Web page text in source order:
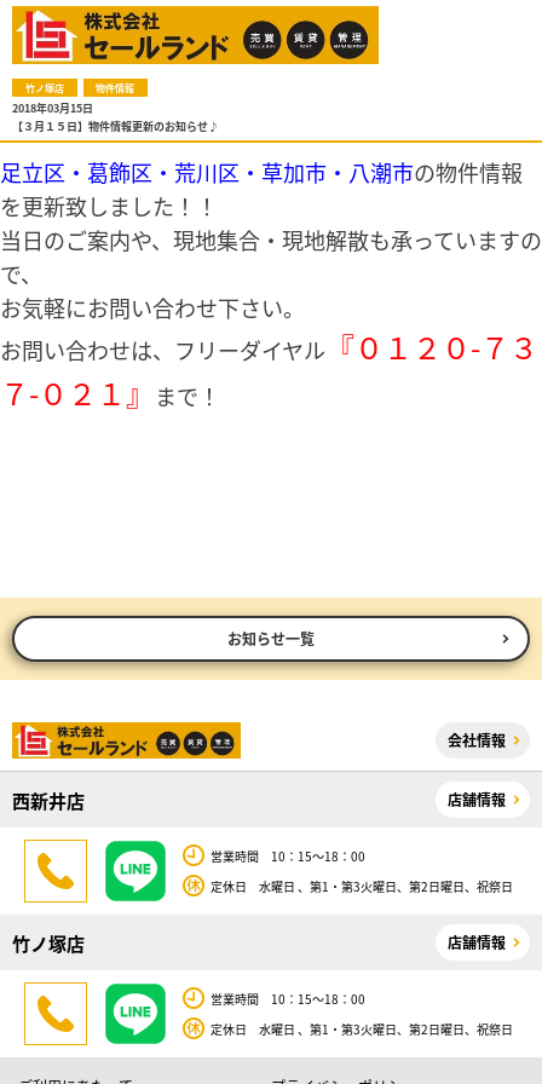
竹ノ塚店 物件情報
2018年03月15日
【３月１５日】物件情報更新のお知らせ♪
足立区・葛飾区・荒川区・草加市・八潮市の物件情報
を更新致しました！！
当日のご案内や、現地集合・現地解散も承っていますの
で、
お気軽にお問い合わせ下さい。
お問い合わせは、フリーダイヤル 『０１２０-７３
７-０２１』
まで！
お知らせ一覧
会社情報
西新井店 店舗情報
営業時間 10：15～18：00
定休日 水曜日 、第1・第3火曜日、第2日曜日、祝祭日
竹ノ塚店 店舗情報
営業時間 10：15～18：00
定休日 水曜日 、第1・第3火曜日、第2日曜日、祝祭日